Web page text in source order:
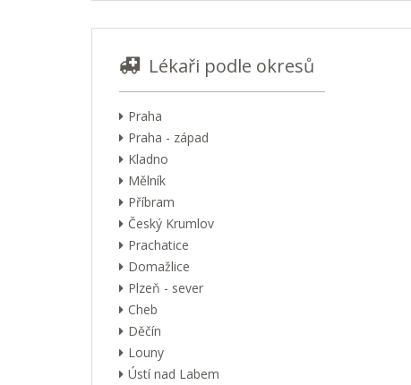
Lékaři podle okresů
Praha
Praha - západ
Kladno
Mělník
Příbram
Český Krumlov
Prachatice
Domažlice
Plzeň - sever
Cheb
Děčín
Louny
Ústí nad Labem